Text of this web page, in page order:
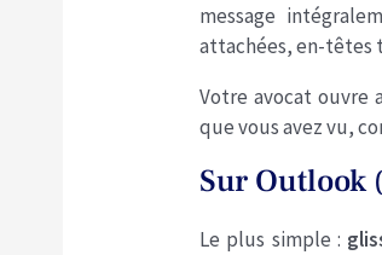
message
attachées, en-têtes
Votre avocat ouvre
que vous avez vu,
Sur Outlook
Le plus simple :